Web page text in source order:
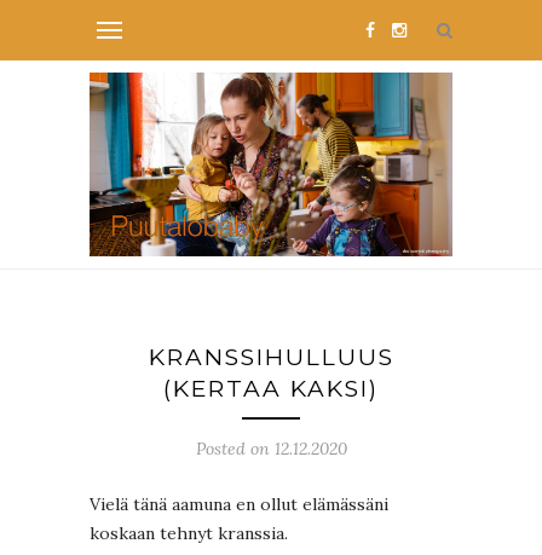
KRANSSIHULLUUS
(KERTAA KAKSI)
Posted on 12.12.2020
Vielä tänä aamuna en ollut elämässäni
koskaan tehnyt kranssia.